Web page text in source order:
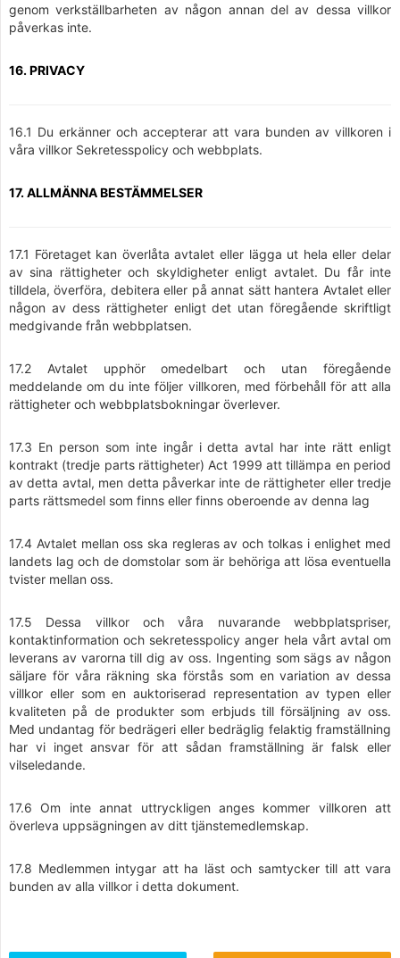
genom verkställbarheten av någon annan del av dessa villkor
påverkas inte.
16. PRIVACY
16.1 Du erkänner och accepterar att vara bunden av villkoren i
våra villkor Sekretesspolicy och webbplats.
17. ALLMÄNNA BESTÄMMELSER
17.1 Företaget kan överlåta avtalet eller lägga ut hela eller delar
av sina rättigheter och skyldigheter enligt avtalet. Du får inte
tilldela, överföra, debitera eller på annat sätt hantera Avtalet eller
någon av dess rättigheter enligt det utan föregående skriftligt
medgivande från webbplatsen.
17.2 Avtalet upphör omedelbart och utan föregående
meddelande om du inte följer villkoren, med förbehåll för att alla
rättigheter och webbplatsbokningar överlever.
17.3 En person som inte ingår i detta avtal har inte rätt enligt
kontrakt (tredje parts rättigheter) Act 1999 att tillämpa en period
av detta avtal, men detta påverkar inte de rättigheter eller tredje
parts rättsmedel som finns eller finns oberoende av denna lag
17.4 Avtalet mellan oss ska regleras av och tolkas i enlighet med
landets lag och de domstolar som är behöriga att lösa eventuella
tvister mellan oss.
17.5 Dessa villkor och våra nuvarande webbplatspriser,
kontaktinformation och sekretesspolicy anger hela vårt avtal om
leverans av varorna till dig av oss. Ingenting som sägs av någon
säljare för våra räkning ska förstås som en variation av dessa
villkor eller som en auktoriserad representation av typen eller
kvaliteten på de produkter som erbjuds till försäljning av oss.
Med undantag för bedrägeri eller bedräglig felaktig framställning
har vi inget ansvar för att sådan framställning är falsk eller
vilseledande.
17.6 Om inte annat uttryckligen anges kommer villkoren att
överleva uppsägningen av ditt tjänstemedlemskap.
17.8 Medlemmen intygar att ha läst och samtycker till att vara
bunden av alla villkor i detta dokument.